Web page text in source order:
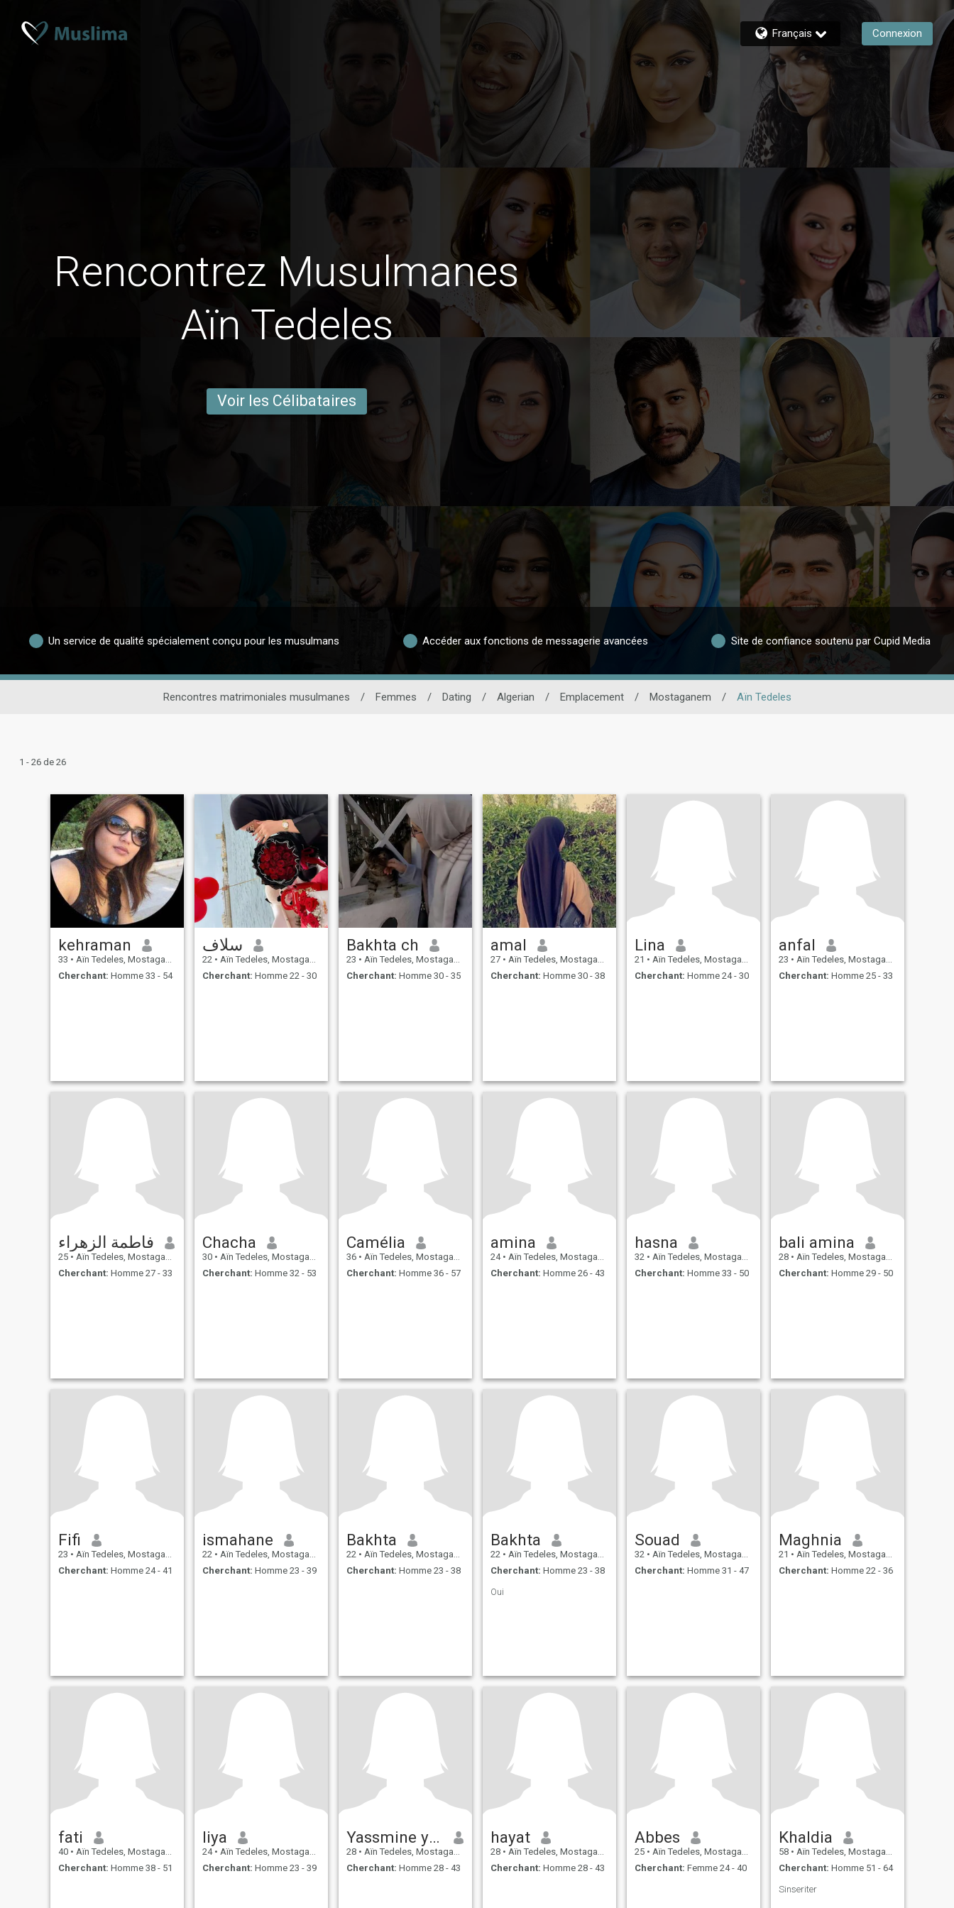
Français Connexion
Rencontrez Musulmanes
Aïn Tedeles
Voir les Célibataires
Un service de qualité spécialement conçu pour les musulmans Accéder aux fonctions de messagerie avancées Site de confiance soutenu par Cupid Media
Rencontres matrimoniales musulmanes / Femmes / Dating / Algerian / Emplacement / Mostaganem / Aïn Tedeles
1 - 26 de 26
kehraman
33 • Aïn Tedeles, Mostaganem, Algérie
Cherchant: Homme 33 - 54
سلاف
22 • Aïn Tedeles, Mostaganem, Algérie
Cherchant: Homme 22 - 30
Bakhta ch
23 • Aïn Tedeles, Mostaganem, Algérie
Cherchant: Homme 30 - 35
amal
27 • Aïn Tedeles, Mostaganem, Algérie
Cherchant: Homme 30 - 38
Lina
21 • Aïn Tedeles, Mostaganem, Algérie
Cherchant: Homme 24 - 30
anfal
23 • Aïn Tedeles, Mostaganem, Algérie
Cherchant: Homme 25 - 33
فاطمة الزهراء
25 • Aïn Tedeles, Mostaganem, Algérie
Cherchant: Homme 27 - 33
Chacha
30 • Aïn Tedeles, Mostaganem, Algérie
Cherchant: Homme 32 - 53
Camélia
36 • Aïn Tedeles, Mostaganem, Algérie
Cherchant: Homme 36 - 57
amina
24 • Aïn Tedeles, Mostaganem, Algérie
Cherchant: Homme 26 - 43
hasna
32 • Aïn Tedeles, Mostaganem, Algérie
Cherchant: Homme 33 - 50
bali amina
28 • Aïn Tedeles, Mostaganem, Algérie
Cherchant: Homme 29 - 50
Fifi
23 • Aïn Tedeles, Mostaganem, Algérie
Cherchant: Homme 24 - 41
ismahane
22 • Aïn Tedeles, Mostaganem, Algérie
Cherchant: Homme 23 - 39
Bakhta
22 • Aïn Tedeles, Mostaganem, Algérie
Cherchant: Homme 23 - 38
Bakhta
22 • Aïn Tedeles, Mostaganem, Algérie
Cherchant: Homme 23 - 38
Oui
Souad
32 • Aïn Tedeles, Mostaganem, Algérie
Cherchant: Homme 31 - 47
Maghnia
21 • Aïn Tedeles, Mostaganem, Algérie
Cherchant: Homme 22 - 36
fati
40 • Aïn Tedeles, Mostaganem, Algérie
Cherchant: Homme 38 - 51
liya
24 • Aïn Tedeles, Mostaganem, Algérie
Cherchant: Homme 23 - 39
Yassmine ysmina
28 • Aïn Tedeles, Mostaganem, Algérie
Cherchant: Homme 28 - 43
hayat
28 • Aïn Tedeles, Mostaganem, Algérie
Cherchant: Homme 28 - 43
Abbes
25 • Aïn Tedeles, Mostaganem, Algérie
Cherchant: Femme 24 - 40
Khaldia
58 • Aïn Tedeles, Mostaganem, Algérie
Cherchant: Homme 51 - 64
Sinseriter